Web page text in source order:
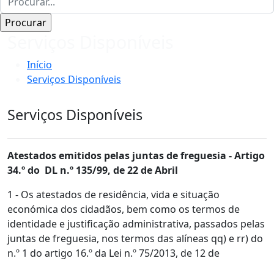
Início
Serviços Disponíveis
Serviços Disponíveis
Atestados emitidos pelas juntas de freguesia - Artigo
34.º do DL n.º 135/99, de 22 de Abril
1 - Os atestados de residência, vida e situação
económica dos cidadãos, bem como os termos de
identidade e justificação administrativa, passados pelas
juntas de freguesia, nos termos das alíneas qq) e rr) do
n.º 1 do artigo 16.º da Lei n.º 75/2013, de 12 de